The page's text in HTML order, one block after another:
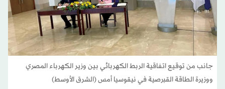
جانب من توقيع اتفاقية الربط الكهربائي بين وزير الكهرباء المصري
ووزيرة الطاقة القبرصية في نيقوسيا أمس (الشرق الأوسط)